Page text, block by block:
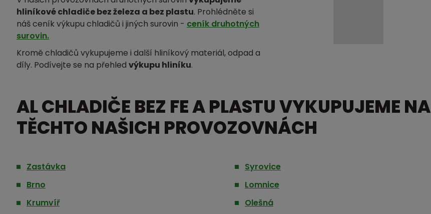
hliníkové chladiče bez železa a bez plastu. Prohlédněte si
náš ceník výkupu chladičů i jiných surovin - ceník druhotných
surovin.
Kromě chladičů vykupujeme i další hliníkový materiál, odpad a
díly. Podívejte se na přehled výkupu hliníku.
AL CHLADIČE BEZ FE A PLASTU VYKUPUJEME NA
TĚCHTO NAŠICH PROVOZOVNÁCH
Zastávka
Brno
Krumvíř
Syrovice
Lomnice
Olešná